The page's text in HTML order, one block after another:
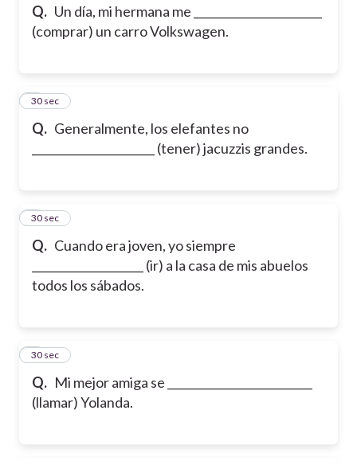
Q. Un día, mi hermana me _______________________
(comprar) un carro Volkswagen.
Q. Generalmente, los elefantes no
______________________ (tener) jacuzzis grandes.
2
30 sec
Q. Cuando era joven, yo siempre
____________________ (ir) a la casa de mis abuelos
todos los sábados.
3
30 sec
Q. Mi mejor amiga se __________________________
(llamar) Yolanda.
4
30 sec